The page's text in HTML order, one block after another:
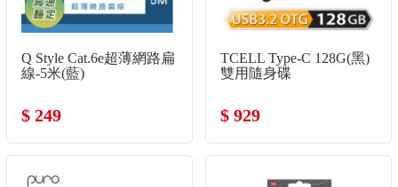
Q Style Cat.6e超薄網路扁
線-5米(藍)
$ 249
TCELL Type-C 128G(黑)
雙用隨身碟
$ 929